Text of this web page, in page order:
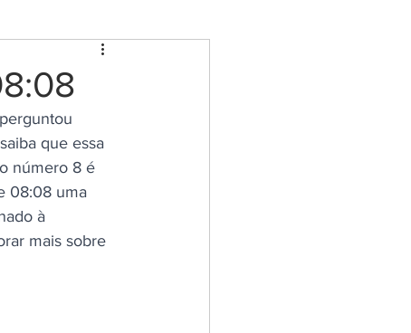
e limpeza
dos cristais
de Livros
que essa
número 8 é
08:08 uma
à
mais sobre